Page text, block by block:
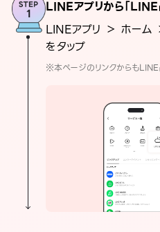
LINEアプリから「LINE
LINEアプリ ＞ ホー
をタップ
※本ページのリンクからも